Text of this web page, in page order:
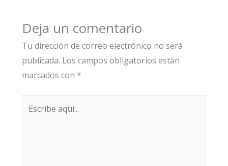
Deja un comentario
Tu dirección de correo electrónico no será
publicada. Los campos obligatorios están
marcados con *